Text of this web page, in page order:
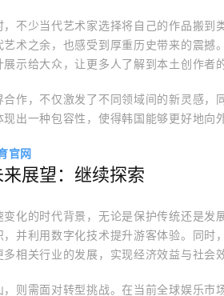
，不少当代艺术家选择将自己的作品搬
艺术之余，也感受到厚重历史带来的震
展示给大众，让更多人了解到本土创作者
合作，不仅激发了不同领域间的新灵感，
现出一种包容性，使得韩国能够更好地向
官网
展望：继续探索
变化的时代背景，无论是保护传统还是
，并利用数字化技术提升游客体验。同时
多相关行业的发展，实现经济效益与社会
，则需面对转型挑战。在当前全球娱乐